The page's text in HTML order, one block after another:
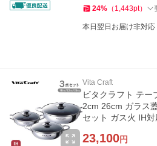
24% （ 1,443pt）
本日翌日お届け非対応
Vita Craft
ビタクラフト テー
2cm 26cm ガラス
セット ガス火 IH
23,100円